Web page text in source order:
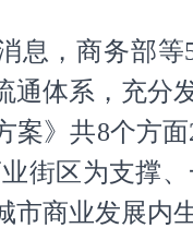
息，商务部
通体系，充分
案》共8个方
街区为支撑
市商业发展内